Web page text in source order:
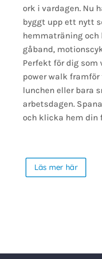
ork i vardagen. Nu
byggt upp ett nytt
hemmaträning och
gåband,
Perfekt för dig
power walk
lunchen eller bara
arbetsdagen.
och klicka hem din
Läs mer här